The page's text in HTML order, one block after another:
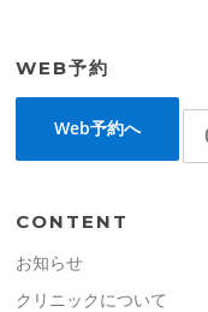
WEB予約
Web予約へ
CONTENT
お知らせ
クリニックについて